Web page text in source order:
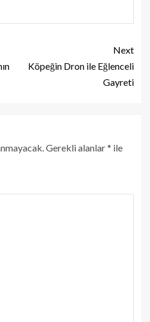
Next
Köpeğin Dron ile Eğlenceli
Gayreti
Gerekli alanlar* ile